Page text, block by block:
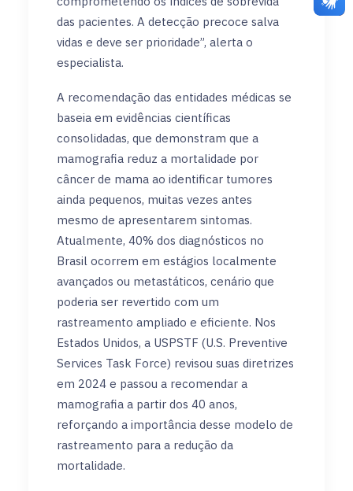
das pacientes. A detecção precoce salva
vidas e deve ser prioridade”, alerta o
especialista.
A recomendação das entidades médicas se
baseia em evidências científicas
consolidadas, que demonstram que a
mamografia reduz a mortalidade por
câncer de mama ao identificar tumores
ainda pequenos, muitas vezes antes
mesmo de apresentarem sintomas.
Atualmente, 40% dos diagnósticos no
Brasil ocorrem em estágios localmente
avançados ou metastáticos, cenário que
poderia ser revertido com um
rastreamento ampliado e eficiente. Nos
Estados Unidos, a USPSTF (U.S. Preventive
Services Task Force) revisou suas diretrizes
em 2024 e passou a recomendar a
mamografia a partir dos 40 anos,
reforçando a importância desse modelo de
rastreamento para a redução da
mortalidade.